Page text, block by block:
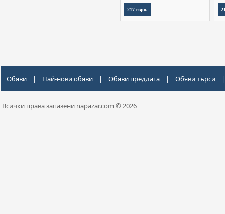
217 евро.
Обяви | Най-нови обяви | Обяви предлага | Обяви търси |
Всички права запазени napazar.com © 2026